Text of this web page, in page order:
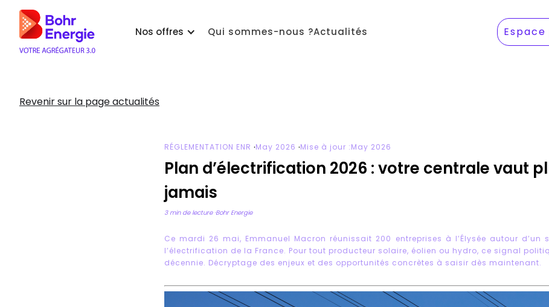
Nos offres Qui sommes-nous ?Actualités
Revenir sur la page actualités
RÉGLEMENTATION ENR ·May 2026 ·Mise à jour :May 2026
Plan d’électrification 2026 : votre centrale vaut
jamais
3 min de lecture·Bohr Energie
Ce mardi 26 mai, Emmanuel Macron réunissait 200 entreprises à l’Élysée autour d’un
l’électrification de la France. Pour tout producteur solaire, éolien ou hydro, ce signal
décennie. Décryptage des enjeux et des opportunités concrètes à saisir dès maintenant.